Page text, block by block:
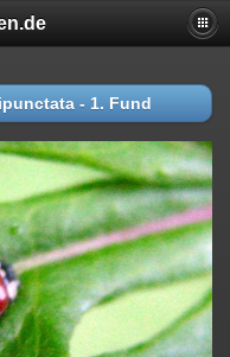
- 1. Fund